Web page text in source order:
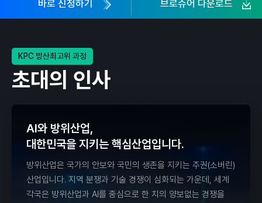
바로 신청하기 브로슈어 다운로드
KPC 방산최고위 과정
초대의 인사
AI와 방위산업,
대한민국을 지키는 핵심산업입니다.
방위산업은 국가의 안보와 국민의 생존을 지키는 주권(소버린)
산업입니다. 지역 분쟁과 기술 경쟁이 심화되는 가운데, 세계
각국은 방위산업과 AI를 중심으로 한 치의 양보없는 경쟁을